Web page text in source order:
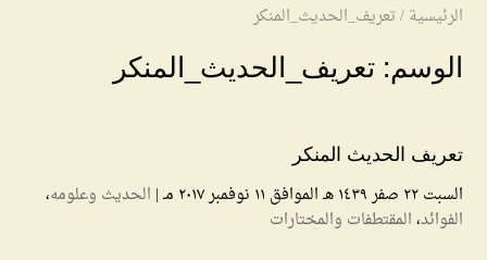
الرئيسية/تعريف_الحديث_المنكر
الوسم: تعريف_الحديث_المنكر
تعريف الحديث المنكر
السبت ۲۲ صفر ۱٤۳۹ هـ الموافق ۱۱ نوفمبر ۲۰۱۷ مـ | الحديث وعلومه،
الفوائد،المقتطفات والمختارات